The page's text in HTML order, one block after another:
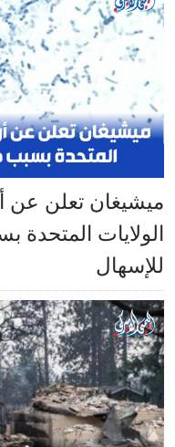
ميشيغان تعلن عن
الولايات
للإسهال